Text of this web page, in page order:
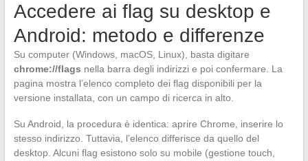
Accedere ai flag su desktop e
Android: metodo e differenze
Su computer (Windows, macOS, Linux), basta digitare
chrome://flags nella barra degli indirizzi e poi confermare. La
pagina mostra l’elenco completo dei flag disponibili per la
versione installata, con un campo di ricerca in alto.
Su Android, la procedura è identica: aprire Chrome, inserire lo
stesso indirizzo. Tuttavia, l’elenco differisce da quello del
desktop. Alcuni flag esistono solo su mobile (gestione touch,